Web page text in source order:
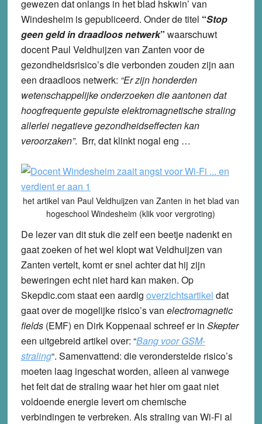
gewezen dat onlangs in het blad hskwin’ van
Windesheim is gepubliceerd. Onder de titel “Stop
geen geld in draadloos netwerk” waarschuwt
docent Paul Veldhuijzen van Zanten voor de
gezondheidsrisico’s die verbonden zouden zijn aan
een draadloos netwerk: “Er zijn honderden
wetenschappelijke onderzoeken die aantonen dat
hoogfrequente gepulste elektromagnetische straling
allerlei negatieve gezondheidseffecten kan
veroorzaken”. Brr, dat klinkt nogal eng …
het artikel van Paul Veldhuijzen van Zanten in het blad van
hogeschool Windesheim (klik voor vergroting)
De lezer van dit stuk die zelf een beetje nadenkt en
gaat zoeken of het wel klopt wat Veldhuijzen van
Zanten vertelt, komt er snel achter dat hij zijn
beweringen echt niet hard kan maken. Op
Skepdic.com staat een aardig overzichtsartikel dat
gaat over de mogelijke risico’s van electromagnetic
fields(EMF) en Dirk Koppenaal schreef er in Skepter
een uitgebreid artikel over: “Bang voor GSM-
straling“. Samenvattend: die veronderstelde risico’s
moeten laag ingeschat worden, alleen al vanwege
het feit dat de straling waar het hier om gaat niet
voldoende energie levert om chemische
verbindingen te verbreken. Als straling van Wi-Fi al